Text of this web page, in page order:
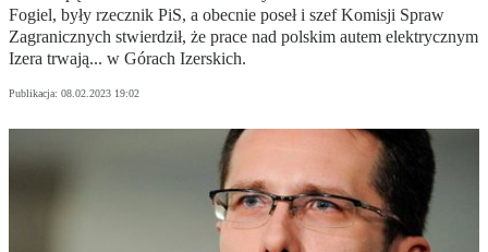
Fogiel, były rzecznik PiS, a obecnie poseł i szef Komisji Spraw
Zagranicznych stwierdził, że prace nad polskim autem elektrycznym
Izera trwają... w Górach Izerskich.
Publikacja: 08.02.2023 19:02